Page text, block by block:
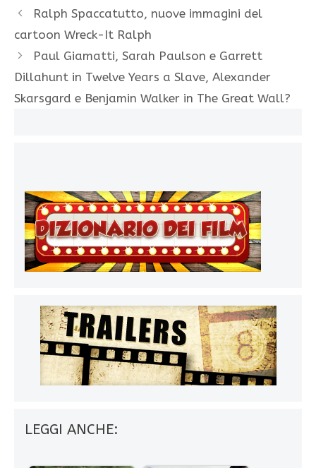
Ralph Spaccatutto, nuove immagini del
cartoon Wreck-It Ralph
Paul Giamatti, Sarah Paulson e Garrett
Dillahunt in Twelve Years a Slave, Alexander
Skarsgard e Benjamin Walker in The Great Wall?
LEGGI ANCHE: